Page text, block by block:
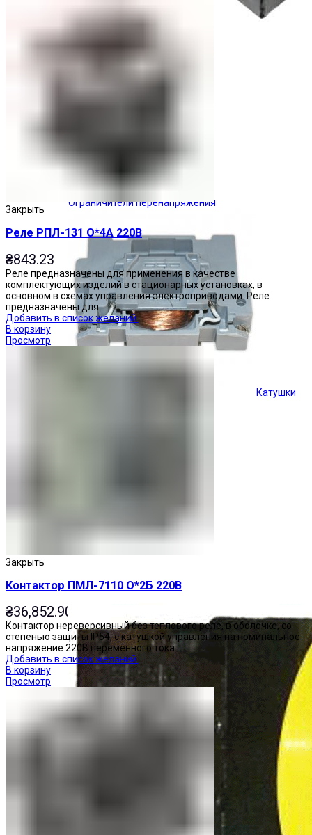
Ограничители перенапряжения
Катушки
Закрыть
Реле РПЛ-131 О*4А 220В
₴843.23
Реле предназначены для применения в качестве
комплектующих изделий в стационарных установках, в
основном в схемах управления электроприводами. Реле
предназначены для
Добавить в список желаний
В корзину
Просмотр
Закрыть
Контактор ПМЛ-7110 О*2Б 220В
₴36,852.90
Контактор нереверсивный без теплового реле, в оболочке, со
степенью защиты IP54, с катушкой управления на номинальное
напряжение 220В переменного тока.
Добавить в список желаний
В корзину
Просмотр